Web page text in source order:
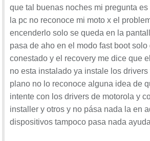
que tal buenas noches mi pregunta es
la pc no reconoce mi moto x el
encenderlo solo se queda en la
pasa de aho en el modo fast boot
conestado y el recovery me dice que
no esta instalado ya instale los
plano no lo reconoce alguna idea de
intente con los drivers de motorola y
installer y otros y no pása nada la en
dispositivos tampoco pasa nada ayuda